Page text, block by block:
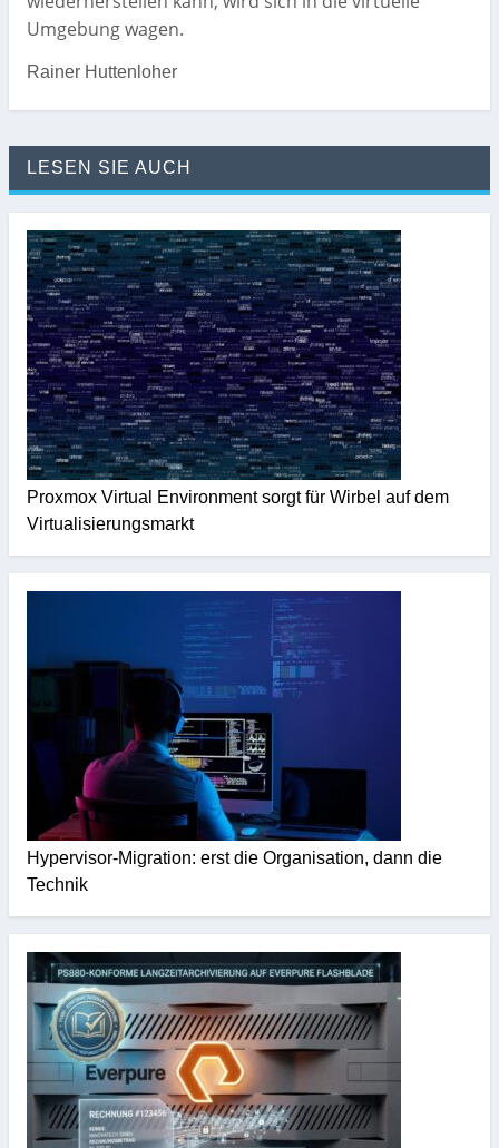
Umgebung wagen.
Rainer Huttenloher
LESEN SIE AUCH
Proxmox Virtual Environment sorgt für Wirbel auf dem
Virtualisierungsmarkt
Hypervisor-Migration: erst die Organisation, dann die
Technik